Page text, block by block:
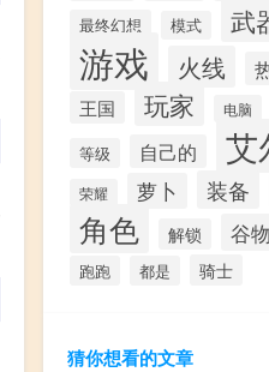
最终幻想 模式 武
游戏 火线
王国 玩家 电脑
等级 自己的 艾
荣耀 萝卜 装备
角色 解锁 谷物
跑跑 都是 骑士
猜你想看的文章